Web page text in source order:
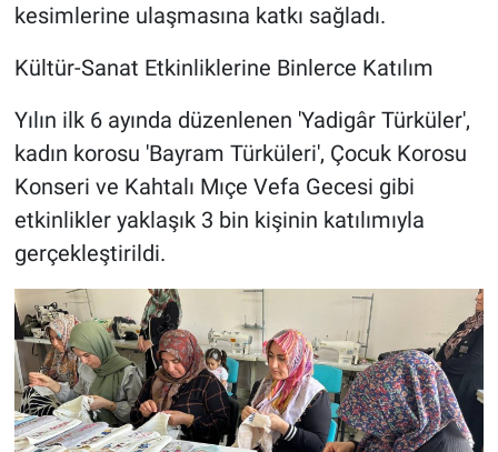
kesimlerine ulaşmasına katkı sağladı.
Kültür-Sanat Etkinliklerine Binlerce Katılım
Yılın ilk 6 ayında düzenlenen 'Yadigâr Türküler',
kadın korosu 'Bayram Türküleri', Çocuk Korosu
Konseri ve Kahtalı Mıçe Vefa Gecesi gibi
etkinlikler yaklaşık 3 bin kişinin katılımıyla
gerçekleştirildi.